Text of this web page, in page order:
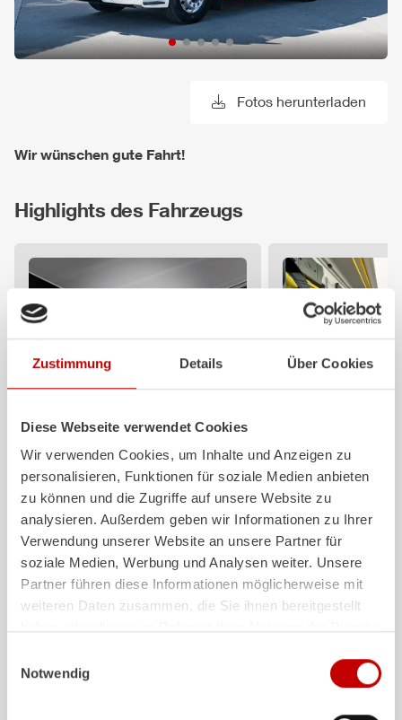
Zustimmung Details Über Cookies
Diese Webseite verwendet Cookies
Wir verwenden Cookies, um Inhalte und Anzeigen zu
personalisieren, Funktionen für soziale Medien anbieten
zu können und die Zugriffe auf unsere Website zu
analysieren. Außerdem geben wir Informationen zu Ihrer
Verwendung unserer Website an unsere Partner für
soziale Medien, Werbung und Analysen weiter. Unsere
Partner führen diese Informationen möglicherweise mit
weiteren Daten zusammen, die Sie ihnen bereitgestellt
Notwendig
Fotos herunterladen
Wir wünschen gute Fahrt!
Highlights des Fahrzeugs
ALPAS
Das patentierteZIEGLER Aluminium-
S ystem ist nicht nur
hochflexibel, sondern auch extrem
stabil und sehr langlebig.
Feuerwehrfahrzeuge mit ALPAS
Aufbauten sind im Einsatz absolut
zuverlässige Werkzeuge – und auf
lange Sicht eine sichere Investition.
Mehr erfahren
Mehr Komfort und
die Mannschaft:
Generation definiert
jetzt ganz neu: Als
europäischer
ZIEGLER
Gurtstraffer in der
von
Mehr erfahren